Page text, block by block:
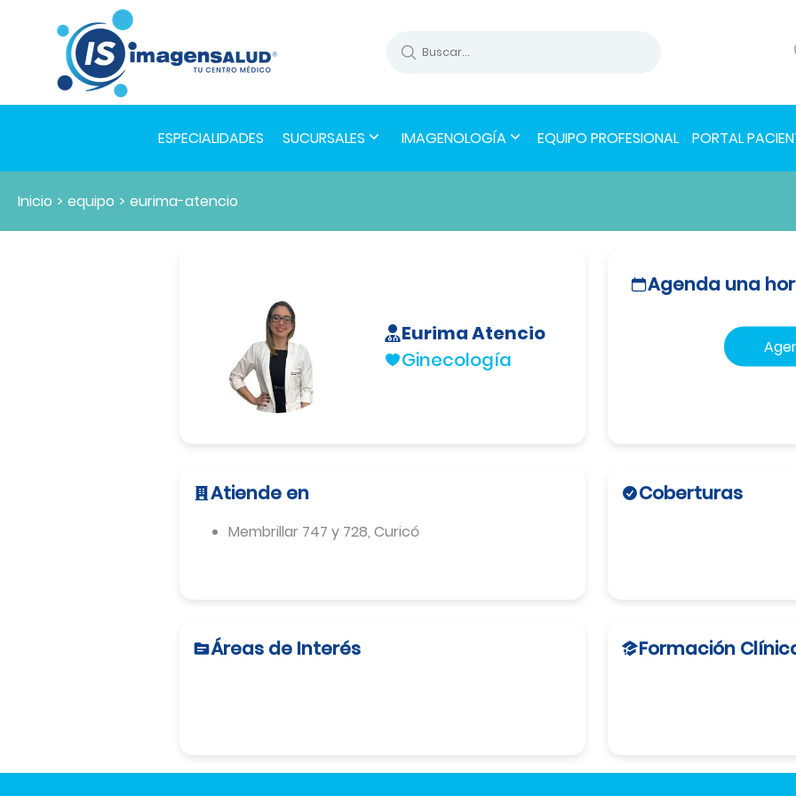
ESPECIALIDADES SUCURSALES IMAGENOLOGÍA EQUIPO PROFESIONAL PORTAL
Inicio > equipo > eurima-atencio
Eurima Atencio
Ginecología
Agenda una
Atiende en
Membrillar 747 y 728, Curicó
Coberturas
Áreas de Interés Formación